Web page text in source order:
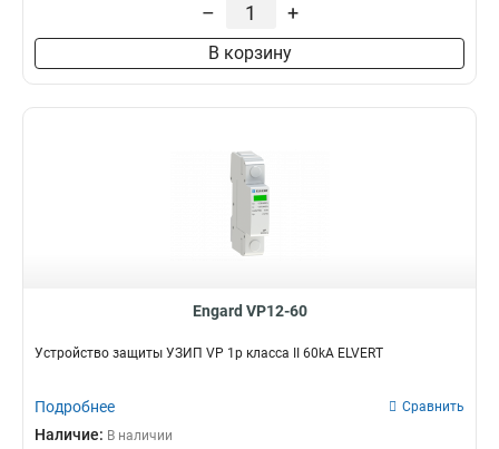
– +
В корзину
Engard VP12-60
Устройство защиты УЗИП VP 1p класса II 60kA ELVERT
Подробнее Сравнить
Наличие: В наличии